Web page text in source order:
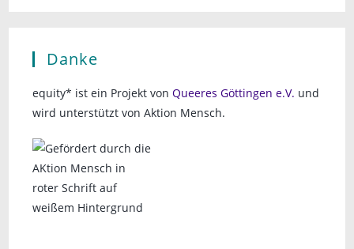
Danke
equity* ist ein Projekt vonQueeres Göttingen e.V. und
wird unterstützt von Aktion Mensch.